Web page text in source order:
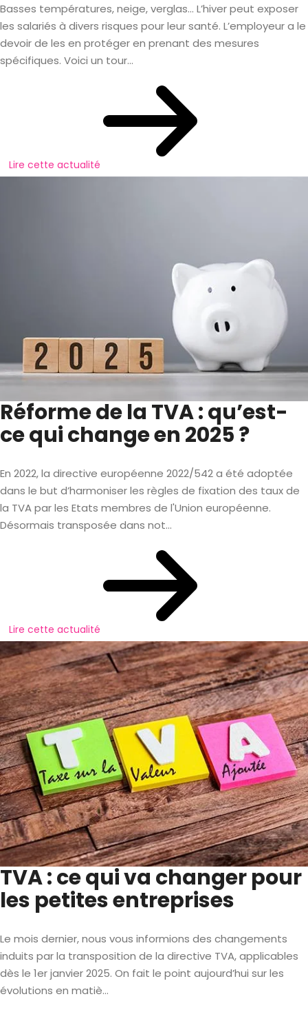
Basses températures, neige, verglas… L’hiver peut exposer
les salariés à divers risques pour leur santé. L’employeur a le
devoir de les en protéger en prenant des mesures
spécifiques. Voici un tour...
Lire cette actualité
Réforme de la TVA : qu’est-
ce qui change en 2025 ?
En 2022, la directive européenne 2022/542 a été adoptée
dans le but d’harmoniser les règles de fixation des taux de
la TVA par les Etats membres de l'Union européenne.
Désormais transposée dans not...
Lire cette actualité
TVA : ce qui va changer pour
les petites entreprises
Le mois dernier, nous vous informions des changements
induits par la transposition de la directive TVA, applicables
dès le 1er janvier 2025. On fait le point aujourd’hui sur les
évolutions en matiè...